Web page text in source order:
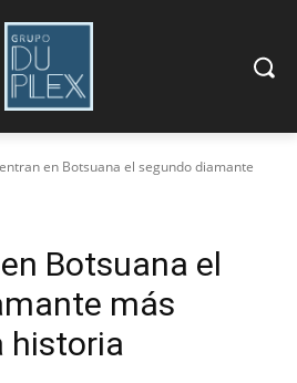
en Botsuana el segundo diamante
Botsuana el
más
historia